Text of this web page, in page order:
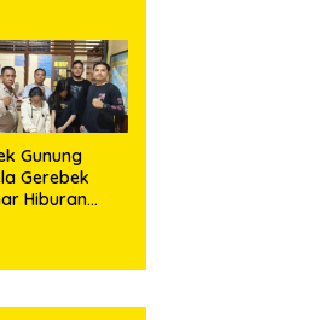
Digital
Plastik
Gunung
Gerebek
Hiburan